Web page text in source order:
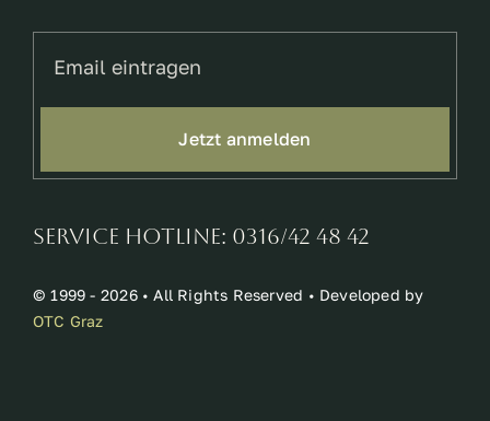
Jetzt anmelden
Service Hotline: 0316/42 48 42
© 1999 - 2026 • All Rights Reserved • Developed by
OTC Graz